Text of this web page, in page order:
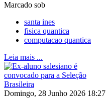
Marcado sob
santa ines
fisica quantica
computacao quantica
Leia mais ...
Domingo, 28 Junho 2026 18:27